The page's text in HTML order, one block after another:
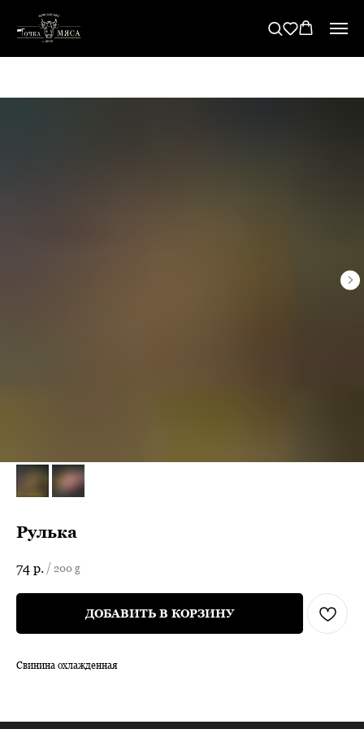
Рулька
74 р. / 200 g
ДОБАВИТЬ В КОРЗИНУ
Свинина охлажденная